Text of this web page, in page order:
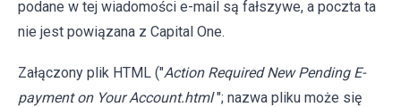
podane w tej wiadomości e-mail są fałszywe, a poczta ta
nie jest powiązana z Capital One.
Załączony plik HTML ("Action Required New Pending E-
payment on Your Account.html "; nazwa pliku może się